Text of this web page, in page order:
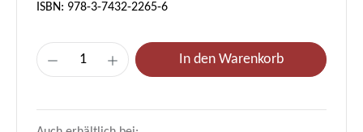
ISBN: 978-3-7432-2265-6
Produkt Anzahl: Gib den gewünschten
In den Warenkorb